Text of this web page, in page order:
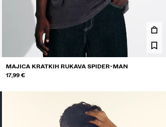
MAJICA KRATKIH RUKAVA SPIDER-MAN
17,99 €